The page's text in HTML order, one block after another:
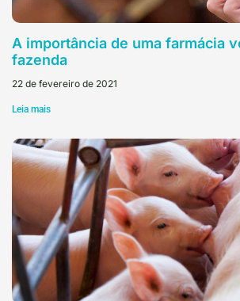
A importância de uma farmácia
fazenda
22 de fevereiro de 2021
Leia mais